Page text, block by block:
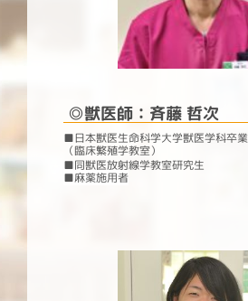
◎獣医師：斉藤 哲次
■日本獣医生命科学大学獣医学科卒業
（臨床繁殖学教室）
■同獣医放射線学教室研究生
■麻薬施用者